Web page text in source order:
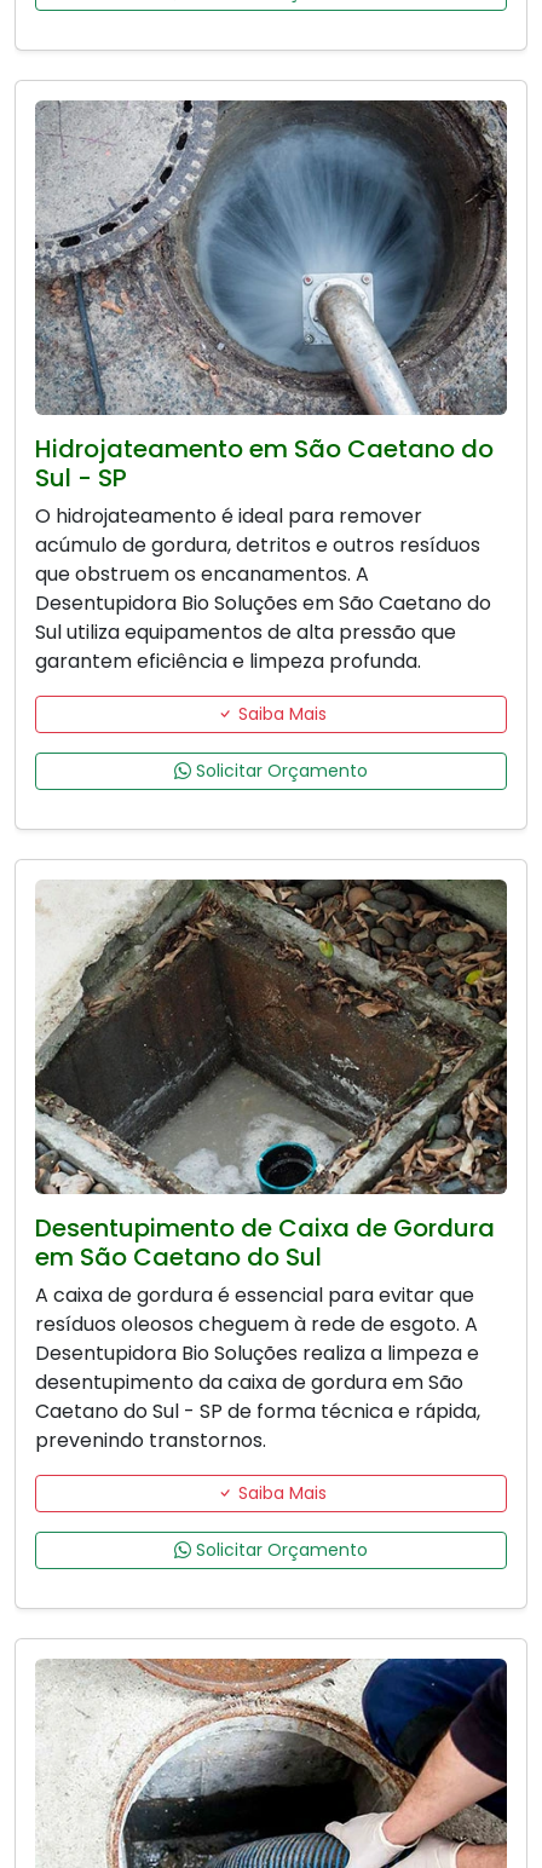
Hidrojateamento em São Caetano do
Sul - SP
O hidrojateamento é ideal para remover
acúmulo de gordura, detritos e outros resíduos
que obstruem os encanamentos. A
Desentupidora Bio Soluções em São Caetano do
Sul utiliza equipamentos de alta pressão que
garantem eficiência e limpeza profunda.
Saiba Mais
Solicitar Orçamento
Desentupimento de Caixa de Gordura
em São Caetano do Sul
A caixa de gordura é essencial para evitar que
resíduos oleosos cheguem à rede de esgoto. A
Desentupidora Bio Soluções realiza a limpeza e
desentupimento da caixa de gordura em São
Caetano do Sul - SP de forma técnica e rápida,
prevenindo transtornos.
Saiba Mais
Solicitar Orçamento